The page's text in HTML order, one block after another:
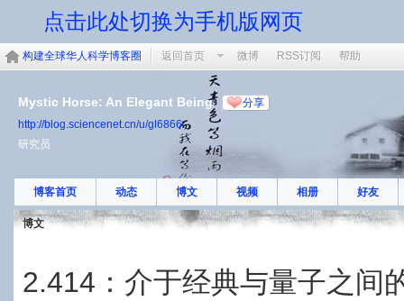
点击此处切换为手机版网页
构建全球华人科学博客圈 返回首页 微博 RSS订阅 帮助
Mystic Horse: An Elegant Being 分享
http://blog.sciencenet.cn/u/gl6866
研究员
博客首页 动态 博文 视频 相册 好友
博文
2.414：介于经典与量子之间